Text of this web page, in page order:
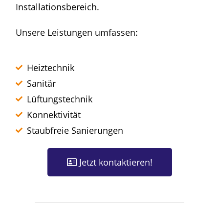
Installationsbereich.
Unsere Leistungen umfassen:
Heiztechnik
Sanitär
Lüftungstechnik
Konnektivität
Staubfreie Sanierungen
Jetzt kontaktieren!